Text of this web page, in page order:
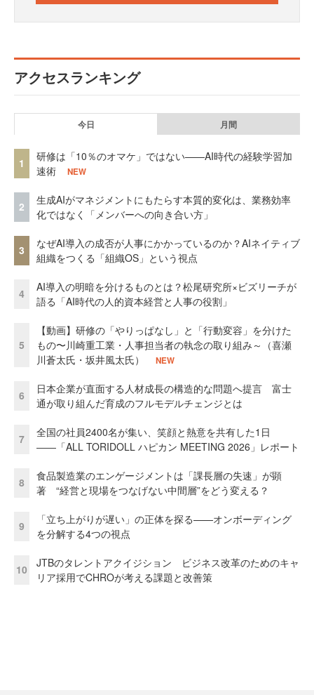
アクセスランキング
今日 月間
1
研修は「10％のオマケ」ではない——AI時代の経験学習加
速術
NEW
2
生成AIがマネジメントにもたらす本質的変化は、業務効率
化ではなく「メンバーへの向き合い方」
3
なぜAI導入の成否が人事にかかっているのか？AIネイティブ
組織をつくる「組織OS」という視点
4
AI導入の明暗を分けるものとは？松尾研究所×ビズリーチが
語る「AI時代の人的資本経営と人事の役割」
5
【動画】研修の「やりっぱなし」と「行動変容」を分けた
もの〜川崎重工業・人事担当者の執念の取り組み～（喜瀬
川蒼太氏・坂井風太氏）
NEW
6
日本企業が直面する人材成長の構造的な問題へ提言 富士
通が取り組んだ育成のフルモデルチェンジとは
7
全国の社員2400名が集い、笑顔と熱意を共有した1日
――「ALL TORIDOLL ハピカン MEETING 2026」レポート
8
食品製造業のエンゲージメントは「課長層の失速」が顕
著 “経営と現場をつなげない中間層”をどう変える？
9
「立ち上がりが遅い」の正体を探る——オンボーディング
を分解する4つの視点
10
JTBのタレントアクイジション ビジネス改革のためのキャ
リア採用でCHROが考える課題と改善策